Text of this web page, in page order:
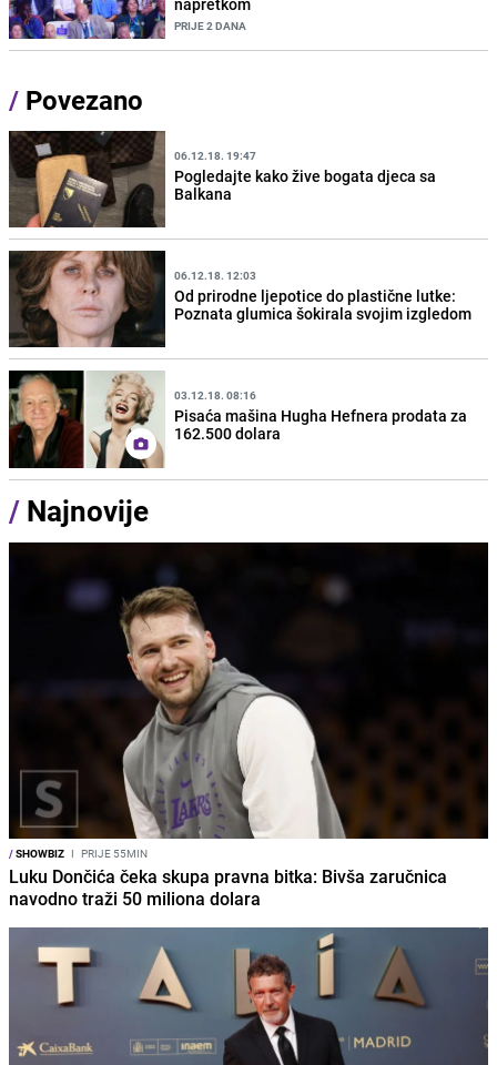
PRIJE 2 DANA
/ Povezano
06.12.18. 19:47
Pogledajte kako žive bogata djeca sa
Balkana
06.12.18. 12:03
Od prirodne ljepotice do plastične lutke:
Poznata glumica šokirala svojim izgledom
03.12.18. 08:16
Pisaća mašina Hugha Hefnera prodata za
162.500 dolara
/ Najnovije
/SHOWBIZ I PRIJE 55MIN
Luku Dončića čeka skupa pravna bitka: Bivša zaručnica
navodno traži 50 miliona dolara